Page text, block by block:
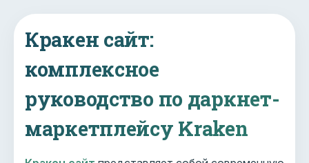
Кракен сайт:
комплексное
руководство по даркнет-
маркетплейсу Kraken